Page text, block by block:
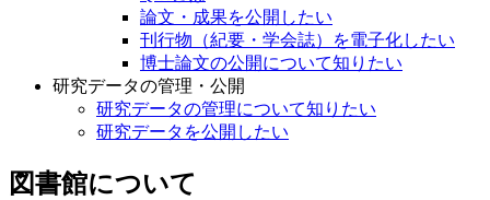
論文・成果を公開したい
刊行物（紀要・学会誌）を電子化したい
博士論文の公開について知りたい
研究データの管理・公開
研究データの管理について知りたい
研究データを公開したい
図書館について